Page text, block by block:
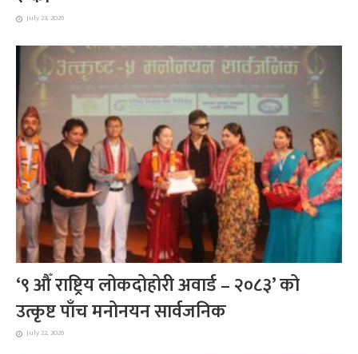
July 23, 2026
‘९ औँ राष्ट्रिय लोकदोहोरी अवार्ड – २०८३’ को
उत्कृष्ट पाँच मनोनयन सार्वजनिक
July 22, 2026